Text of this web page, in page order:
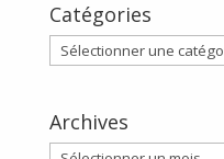
Catégories
Catégories
Archives
Archives